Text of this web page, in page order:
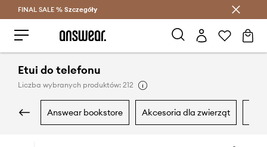
Oszczędzaj z Answear Club >
FINAL SALE % Szczegóły
Etui do telefonu
Liczba wybranych produktów: 212
answear bookstore akcesoria dla zwierząt